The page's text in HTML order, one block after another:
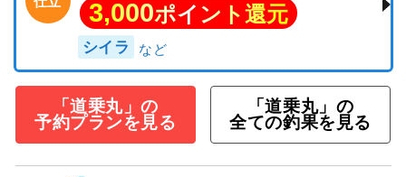
3,000ポイント還元
シイラ
「道乗丸」の
予約プランを見る
「道乗丸」の
全ての釣果を見る